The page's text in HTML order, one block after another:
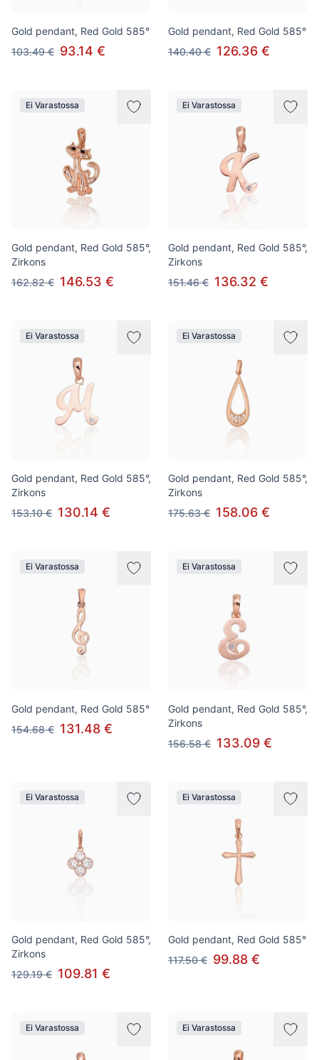
Gold pendant, Red Gold 585°
103.49 € 93.14 €
Gold pendant, Red Gold 585°
140.40 € 126.36 €
Ei Varastossa
Gold pendant, Red Gold 585°,
Zirkons
162.82 € 146.53 €
Ei Varastossa
Gold pendant, Red Gold 585°,
Zirkons
151.46 € 136.32 €
Ei Varastossa
Gold pendant, Red Gold 585°,
Zirkons
153.10 € 130.14 €
Ei Varastossa
Gold pendant, Red Gold 585°,
Zirkons
175.63 € 158.06 €
Ei Varastossa
Gold pendant, Red Gold 585°
154.68 € 131.48 €
Ei Varastossa
Gold pendant, Red Gold 585°,
Zirkons
156.58 € 133.09 €
Ei Varastossa
Gold pendant, Red Gold 585°,
Zirkons
129.19 € 109.81 €
Ei Varastossa
Gold pendant, Red Gold 585°
117.50 € 99.88 €
Ei Varastossa Ei Varastossa